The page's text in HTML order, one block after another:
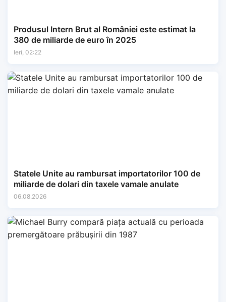
Produsul Intern Brut al României este estimat la
380 de miliarde de euro în 2025
Ieri, 02:22
Statele Unite au rambursat importatorilor 100 de
miliarde de dolari din taxele vamale anulate
06.08.2026